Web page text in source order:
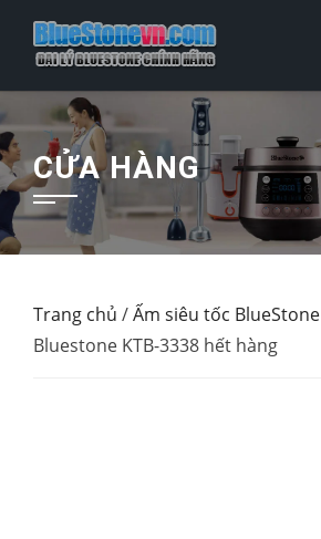
CỬA HÀNG
Trang chủ /Ấm siêu tốc BlueStone
Bluestone KTB-3338 hết hàng